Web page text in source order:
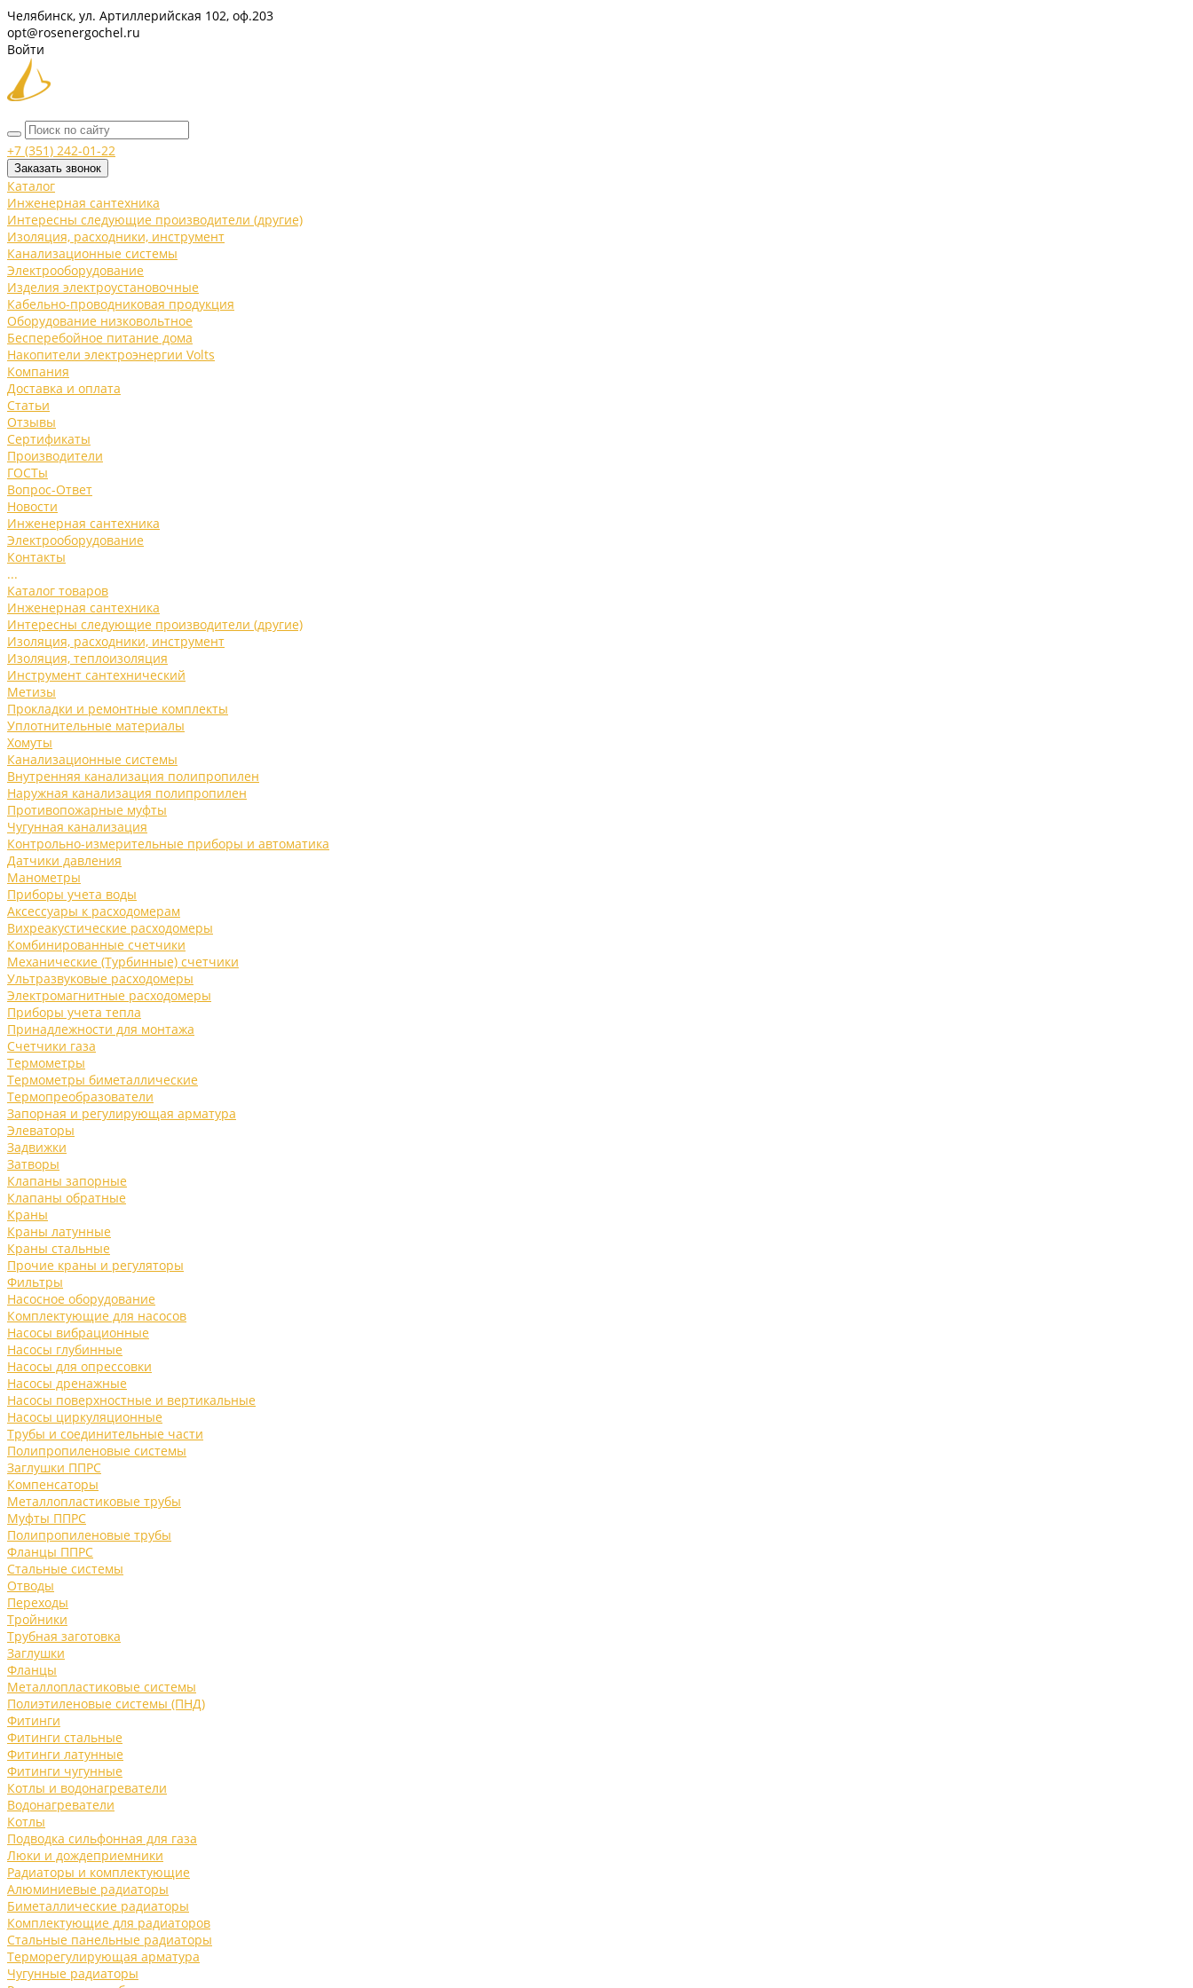
Челябинск, ул. Артиллерийская 102, оф.203
opt@rosenergochel.ru
Войти
+7 (351) 242-01-22
Заказать звонок
Каталог
Инженерная сантехника
Интересны следующие производители (другие)
Изоляция, расходники, инструмент
Канализационные системы
Электрооборудование
Изделия электроустановочные
Кабельно-проводниковая продукция
Оборудование низковольтное
Бесперебойное питание дома
Накопители электроэнергии Volts
Компания
Доставка и оплата
Статьи
Отзывы
Сертификаты
Производители
ГОСТы
Вопрос-Ответ
Новости
Инженерная сантехника
Электрооборудование
Контакты
...
Каталог товаров
Инженерная сантехника
Интересны следующие производители (другие)
Изоляция, расходники, инструмент
Изоляция, теплоизоляция
Инструмент сантехнический
Метизы
Прокладки и ремонтные комплекты
Уплотнительные материалы
Хомуты
Канализационные системы
Внутренняя канализация полипропилен
Наружная канализация полипропилен
Противопожарные муфты
Чугунная канализация
Контрольно-измерительные приборы и автоматика
Датчики давления
Манометры
Приборы учета воды
Аксессуары к расходомерам
Вихреакустические расходомеры
Комбинированные счетчики
Механические (Турбинные) счетчики
Ультразвуковые расходомеры
Электромагнитные расходомеры
Приборы учета тепла
Принадлежности для монтажа
Счетчики газа
Термометры
Термометры биметаллические
Термопреобразователи
Запорная и регулирующая арматура
Элеваторы
Задвижки
Затворы
Клапаны запорные
Клапаны обратные
Краны
Краны латунные
Краны стальные
Прочие краны и регуляторы
Фильтры
Насосное оборудование
Комплектующие для насосов
Насосы вибрационные
Насосы глубинные
Насосы для опрессовки
Насосы дренажные
Насосы поверхностные и вертикальные
Насосы циркуляционные
Трубы и соединительные части
Полипропиленовые системы
Заглушки ППРС
Компенсаторы
Металлопластиковые трубы
Муфты ППРС
Полипропиленовые трубы
Фланцы ППРС
Стальные системы
Отводы
Переходы
Тройники
Трубная заготовка
Заглушки
Фланцы
Металлопластиковые системы
Полиэтиленовые системы (ПНД)
Фитинги
Фитинги стальные
Фитинги латунные
Фитинги чугунные
Котлы и водонагреватели
Водонагреватели
Котлы
Подводка сильфонная для газа
Люки и дождеприемники
Радиаторы и комплектующие
Алюминиевые радиаторы
Биметаллические радиаторы
Комплектующие для радиаторов
Стальные панельные радиаторы
Терморегулирующая арматура
Чугунные радиаторы